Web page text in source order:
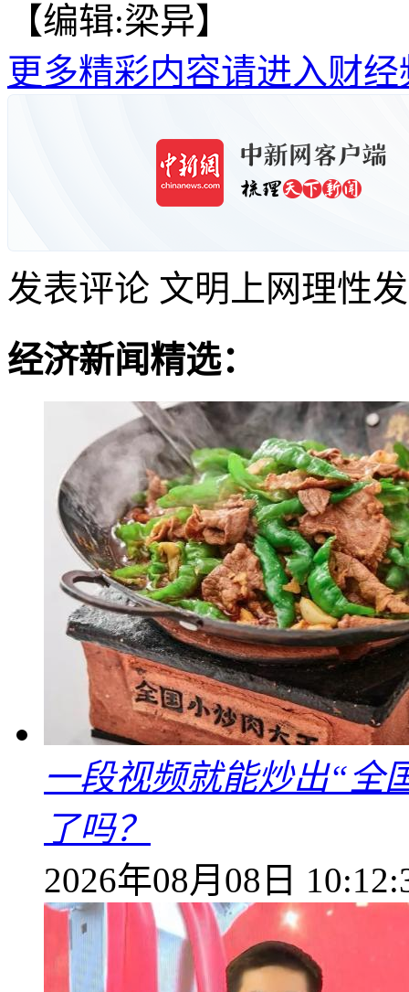
【编辑:梁异】
更多精彩内容请进入财经
发表评论 文明上网理性
经济新闻精选：
一段视频就能炒出“全
了吗？
2026年08月08日